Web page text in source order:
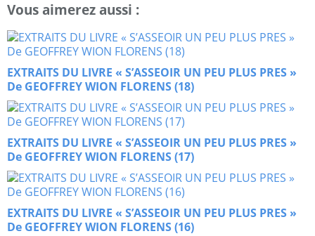
Vous aimerez aussi :
EXTRAITS DU LIVRE « S’ASSEOIR UN PEU PLUS PRES »
De GEOFFREY WION FLORENS (18)
EXTRAITS DU LIVRE « S’ASSEOIR UN PEU PLUS PRES »
De GEOFFREY WION FLORENS (17)
EXTRAITS DU LIVRE « S’ASSEOIR UN PEU PLUS PRES »
De GEOFFREY WION FLORENS (16)